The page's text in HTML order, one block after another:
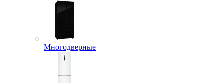
Многодверные